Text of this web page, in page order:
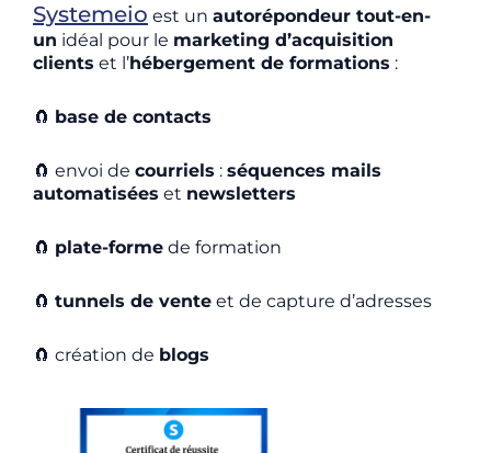
Systemeio est un autorépondeur tout-en-
un idéal pour le marketing d’acquisition
clients et l’hébergement de formations :
🧲 base de contacts
🧲 envoi de courriels : séquences mails
automatisées et newsletters
🧲 plate-forme de formation
🧲 tunnels de vente et de capture d’adresses
🧲 création de blogs